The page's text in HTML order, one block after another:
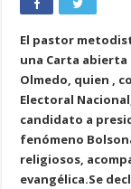
El pastor
una Carta
Olmedo, quien ,
Electoral
candidato a
fenómeno
religiosos,
evangélica.Se